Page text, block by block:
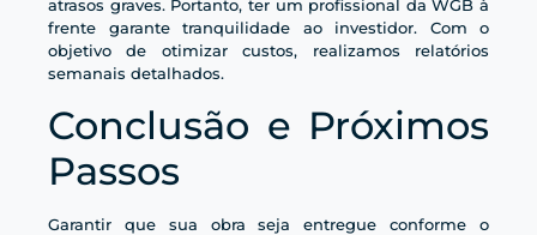
atrasos graves. Portanto, ter um profissional da WGB à
frente garante tranquilidade ao investidor. Com o
objetivo de otimizar custos, realizamos relatórios
semanais detalhados.
Conclusão e Próximos
Passos
Garantir que sua obra seja entregue conforme o